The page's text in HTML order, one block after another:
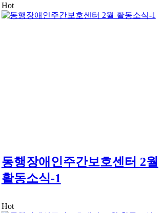
Hot
동행장애인주간보호센터 2월
활동소식-1
Hot